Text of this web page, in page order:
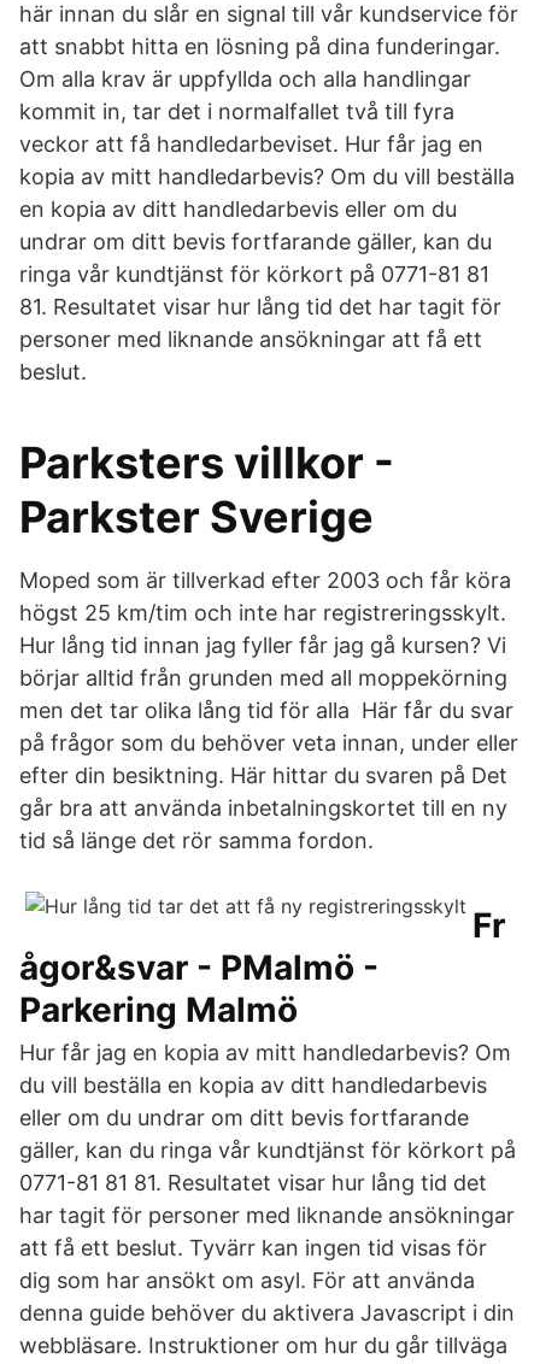
här innan du slår en signal till vår kundservice för
att snabbt hitta en lösning på dina funderingar.
Om alla krav är uppfyllda och alla handlingar
kommit in, tar det i normalfallet två till fyra
veckor att få handledarbeviset. Hur får jag en
kopia av mitt handledarbevis? Om du vill beställa
en kopia av ditt handledarbevis eller om du
undrar om ditt bevis fortfarande gäller, kan du
ringa vår kundtjänst för körkort på 0771-81 81
81. Resultatet visar hur lång tid det har tagit för
personer med liknande ansökningar att få ett
beslut.
Parksters villkor -
Parkster Sverige
Moped som är tillverkad efter 2003 och får köra
högst 25 km/tim och inte har registreringsskylt.
Hur lång tid innan jag fyller får jag gå kursen? Vi
börjar alltid från grunden med all moppekörning
men det tar olika lång tid för alla Här får du svar
på frågor som du behöver veta innan, under eller
efter din besiktning. Här hittar du svaren på Det
går bra att använda inbetalningskortet till en ny
tid så länge det rör samma fordon.
Fr
ågor&svar - PMalmö -
Parkering Malmö
Hur får jag en kopia av mitt handledarbevis? Om
du vill beställa en kopia av ditt handledarbevis
eller om du undrar om ditt bevis fortfarande
gäller, kan du ringa vår kundtjänst för körkort på
0771-81 81 81. Resultatet visar hur lång tid det
har tagit för personer med liknande ansökningar
att få ett beslut. Tyvärr kan ingen tid visas för
dig som har ansökt om asyl. För att använda
denna guide behöver du aktivera Javascript i din
webbläsare. Instruktioner om hur du går tillväga